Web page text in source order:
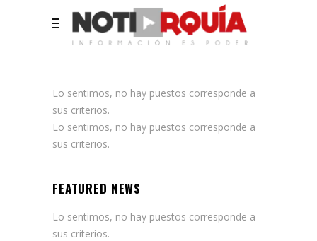
Lo sentimos, no hay puestos corresponde a
sus criterios.
Lo sentimos, no hay puestos corresponde a
sus criterios.
FEATURED NEWS
Lo sentimos, no hay puestos corresponde a
sus criterios.